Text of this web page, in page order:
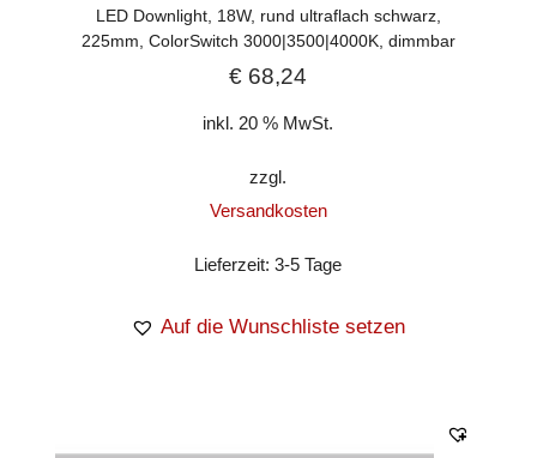
LED Downlight, 18W, rund ultraflach schwarz,
225mm, ColorSwitch 3000|3500|4000K, dimmbar
€ 68,24
inkl. 20 % MwSt.
zzgl.
Versandkosten
Lieferzeit:3-5 Tage
Auf die Wunschliste setzen